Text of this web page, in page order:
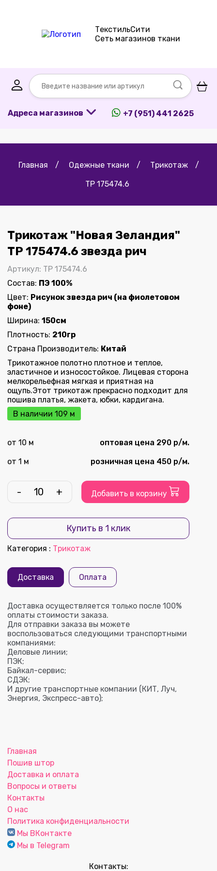
ТекстильСити
Сеть магазинов ткани
Адреса магазинов +7 (951) 441 2625
Главная / Одежные ткани / Трикотаж /
ТР 175474.6
Трикотаж "Новая Зеландия"
ТР 175474.6 звезда рич
Артикул: ТР 175474.6
Состав: ПЭ 100%
Цвет: Рисунок звезда рич (на фиолетовом
фоне)
Ширина: 150см
Плотность: 210гр
Страна Производитель: Китай
Трикотажное полотно плотное и теплое,
эластичное и износостойкое. Лицевая сторона
мелкорельефная мягкая и приятная на
ощупь.Этот трикотаж прекрасно подходит для
пошива платья, жакета, юбки, кардигана.
В наличии 109 м
от 10 м оптовая цена 290 р/м.
от 1 м розничная цена 450 р/м.
- + Добавить в корзину
Купить в 1 клик
Категория : Трикотаж
Доставка Оплата
Доставка осуществляется только после 100%
оплаты стоимости заказа.
Для отправки заказа вы можете
воспользоваться следующими транспортными
компаниями:
Деловые линии;
ПЭК;
Байкал-сервис;
СДЭК;
И другие транспортные компании (КИТ, Луч,
Энергия, Экспресс-авто);
Главная
Пошив штор
Доставка и оплата
Вопросы и ответы
Контакты
О нас
Политика конфиденциальности
Мы ВКонтакте
Мы в Telegram
Контакты: